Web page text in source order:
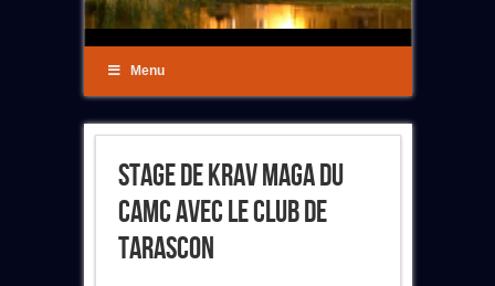
Menu
Stage De Krav Maga Du
CAMC Avec Le Club De
Tarascon